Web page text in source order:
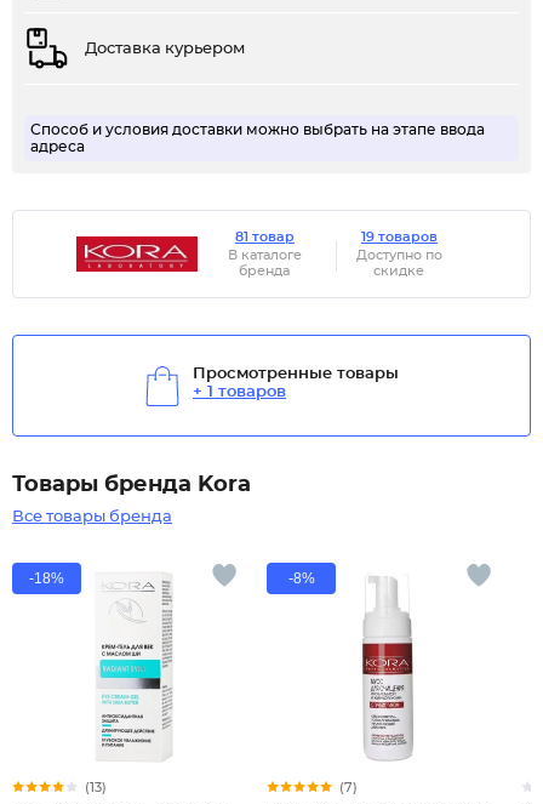
Доставка курьером
Способ и условия доставки можно выбрать на этапе ввода
адреса
81 товар
В каталоге
бренда
19 товаров
Доступно по
скидке
Просмотренные товары
+ 1 товаров
Товары бренда Kora
Все товары бренда
-18%
(13)
-8%
(7)